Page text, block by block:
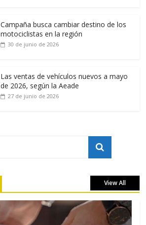
Campaña busca cambiar destino de los
motociclistas en la región
30 de junio de 2026
Las ventas de vehículos nuevos a mayo
de 2026, según la Aeade
27 de junio de 2026
View All